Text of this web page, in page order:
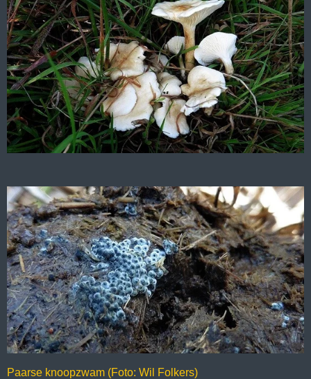
Paarse knoopzwam (Foto: Wil Folkers)